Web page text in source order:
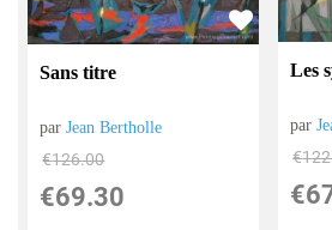
Sans titre
parJean Bertholle
€126.00
€69.30
Les
par
€
€